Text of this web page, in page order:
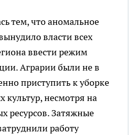
тем, что аномальное
власти всех
ввести режим
Аграрии были не в
приступить к уборке
культур, несмотря на
ресурсов. Затяжные
работу